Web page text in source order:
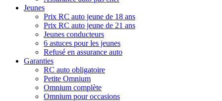
Jeunes
Prix RC auto jeune de 18 ans
Prix RC auto jeune de 21 ans
Jeunes conducteurs
6 astuces pour les jeunes
Refusé en assurance auto
Garanties
RC auto obligatoire
Petite Omnium
Omnium complète
Omnium pour occasions